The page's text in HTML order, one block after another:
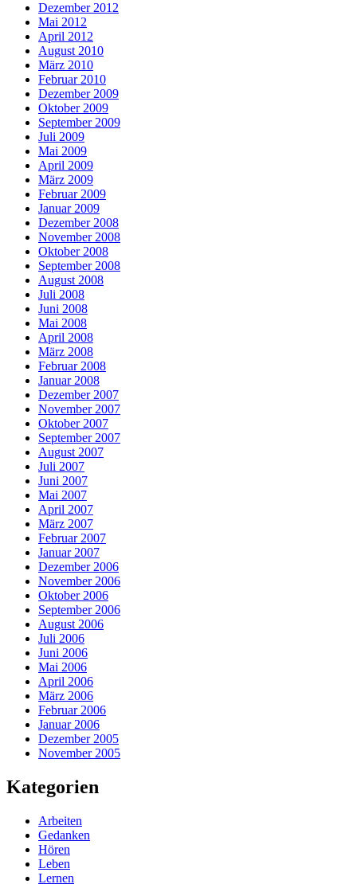
Dezember 2012
Mai 2012
April 2012
August 2010
März 2010
Februar 2010
Dezember 2009
Oktober 2009
September 2009
Juli 2009
Mai 2009
April 2009
März 2009
Februar 2009
Januar 2009
Dezember 2008
November 2008
Oktober 2008
September 2008
August 2008
Juli 2008
Juni 2008
Mai 2008
April 2008
März 2008
Februar 2008
Januar 2008
Dezember 2007
November 2007
Oktober 2007
September 2007
August 2007
Juli 2007
Juni 2007
Mai 2007
April 2007
März 2007
Februar 2007
Januar 2007
Dezember 2006
November 2006
Oktober 2006
September 2006
August 2006
Juli 2006
Juni 2006
Mai 2006
April 2006
März 2006
Februar 2006
Januar 2006
Dezember 2005
November 2005
Kategorien
Arbeiten
Gedanken
Hören
Leben
Lernen